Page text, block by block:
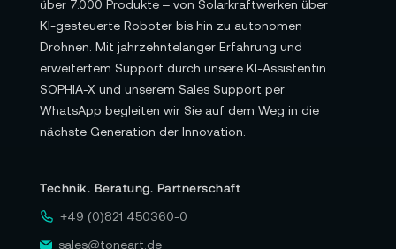
über 7.000 Produkte – von Solarkraftwerken über
KI-gesteuerte Roboter bis hin zu autonomen
Drohnen. Mit jahrzehntelanger Erfahrung und
erweitertem Support durch unsere KI-Assistentin
SOPHIA-X und unserem Sales Support per
WhatsApp begleiten wir Sie auf dem Weg in die
nächste Generation der Innovation.
Technik. Beratung. Partnerschaft
+49 (0)821 450360-0
sales@toneart.de